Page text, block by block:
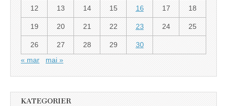
12 13 14 15 16 17 18
19 20 21 22 23 24 25
26 27 28 29
30
« mar
mai »
KATEGORIER